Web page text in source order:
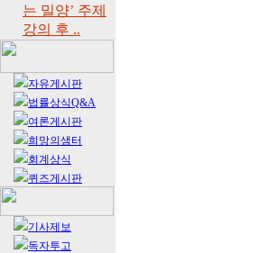
는 밀양’ 주제
강의 후 ..
자유게시판
법률상식Q&A
여론게시판
희망의샘터
회계상식
퀴즈게시판
기사제보
독자투고